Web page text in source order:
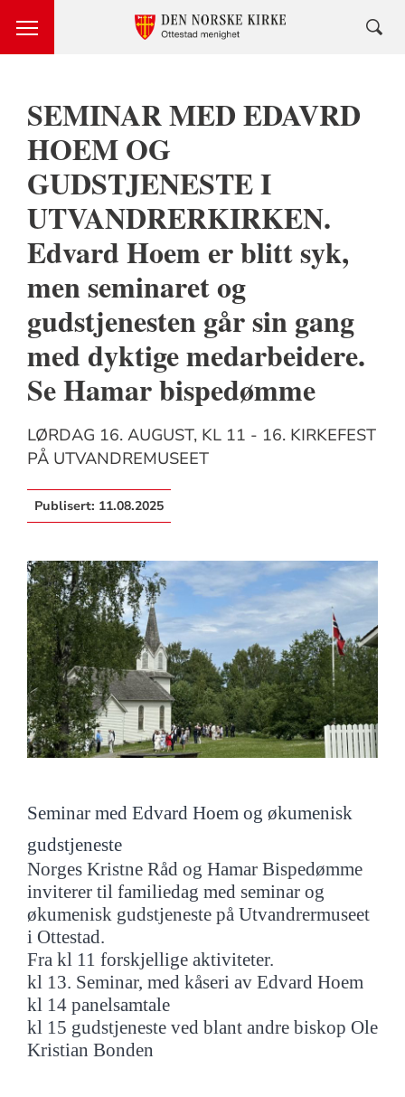
SEMINAR MED EDAVRD
HOEM OG
GUDSTJENESTE I
UTVANDRERKIRKEN.
Edvard Hoem er blitt syk,
men seminaret og
gudstjenesten går sin gang
med dyktige medarbeidere.
Se Hamar bispedømme
LØRDAG 16. AUGUST, KL 11 - 16. KIRKEFEST
PÅ UTVANDREMUSEET
Publisert: 11.08.2025
Seminar med Edvard Hoem og økumenisk
gudstjeneste
Norges Kristne Råd og Hamar Bispedømme
inviterer til familiedag med seminar og
økumenisk gudstjeneste på Utvandrermuseet
i Ottestad.
Fra kl 11 forskjellige aktiviteter.
kl 13. Seminar, med kåseri av Edvard Hoem
kl 14 panelsamtale
kl 15 gudstjeneste ved blant andre biskop Ole
Kristian Bonden